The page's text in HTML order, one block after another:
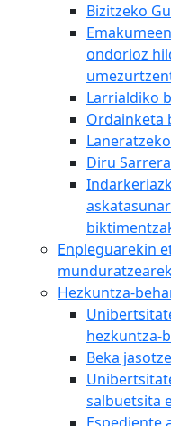
Bizitzeko
ondorioz
Larrialdiko
Ordainketa
Diru
Enpleguarekin
Hezkuntza-
hezkuntza-
Beka
salbuetsita